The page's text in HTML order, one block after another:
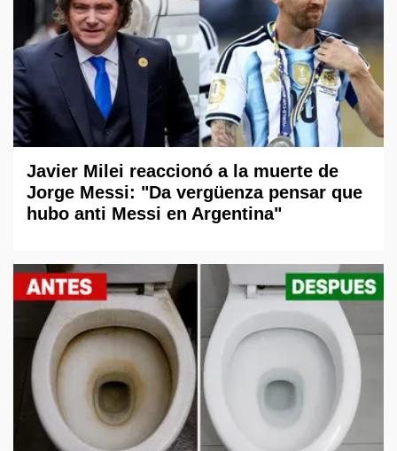
Javier Milei reaccionó a la muerte de
Jorge Messi: "Da vergüenza pensar que
hubo anti Messi en Argentina"